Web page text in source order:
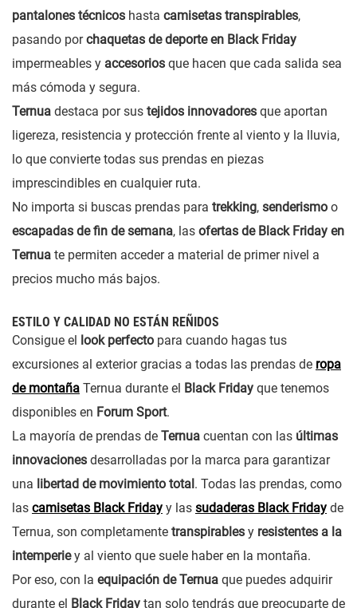
pantalones técnicos hasta camisetas transpirables,
pasando porchaquetas de deporte en Black Friday
impermeables y accesorios que hacen que cada salida sea
más cómoda y segura.
Ternua destaca por sus tejidos innovadores que aportan
ligereza, resistencia y protección frente al viento y la lluvia,
lo que convierte todas sus prendas en piezas
imprescindibles en cualquier ruta.
No importa si buscas prendas para trekking, senderismo o
escapadas de fin de semana, las ofertas de Black Friday en
Ternua te permiten acceder a material de primer nivel a
precios mucho más bajos.
ESTILO Y CALIDAD NO ESTÁN REÑIDOS
Consigue el look perfecto para cuando hagas tus
excursiones al exterior gracias a todas las prendas de ropa
de montaña Ternua durante el Black Friday que tenemos
disponibles en Forum Sport.
La mayoría de prendas de Ternua cuentan con las últimas
innovaciones desarrolladas por la marca para garantizar
una libertad de movimiento total. Todas las prendas, como
las camisetas Black Friday y las sudaderas Black Friday de
Ternua, son completamente transpirables y resistentes a la
intemperiey al viento que suele haber en la montaña.
Por eso, con la equipación de Ternua que puedes adquirir
durante el Black Friday tan solo tendrás que preocuparte de